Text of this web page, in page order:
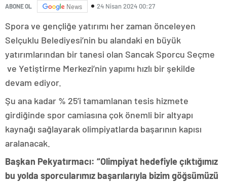
ABONE OL News 24 Nisan 2024 00:27
Spora ve gençliğe yatırımı her zaman önceleyen
Selçuklu Belediyesi’nin bu alandaki en büyük
yatırımlarından bir tanesi olan Sancak Sporcu Seçme
ve Yetiştirme Merkezi’nin yapımı hızlı bir şekilde
devam ediyor.
Şu ana kadar % 25’i tamamlanan tesis hizmete
girdiğinde spor camiasına çok önemli bir altyapı
kaynağı sağlayarak olimpiyatlarda başarının kapısı
aralanacak.
Başkan Pekyatırmacı: “Olimpiyat hedefiyle çıktığımız
bu yolda sporcularımız başarılarıyla bizim göğsümüzü